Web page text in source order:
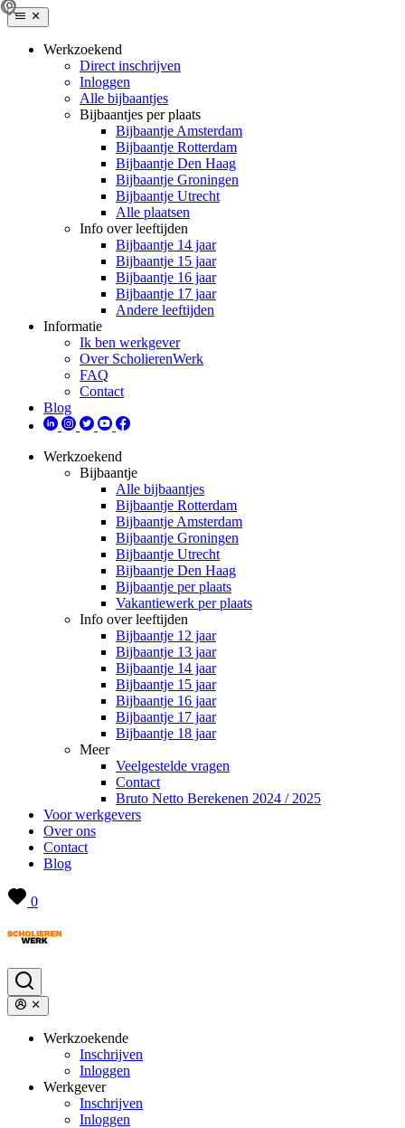
Werkzoekend
Direct inschrijven
Inloggen
Alle bijbaantjes
Bijbaantjes per plaats
Bijbaantje Amsterdam
Bijbaantje Rotterdam
Bijbaantje Den Haag
Bijbaantje Groningen
Bijbaantje Utrecht
Alle plaatsen
Info over leeftijden
Bijbaantje 14 jaar
Bijbaantje 15 jaar
Bijbaantje 16 jaar
Bijbaantje 17 jaar
Andere leeftijden
Informatie
Ik ben werkgever
Over ScholierenWerk
FAQ
Contact
Blog
Werkzoekend
Bijbaantje
Alle bijbaantjes
Bijbaantje Rotterdam
Bijbaantje Amsterdam
Bijbaantje Groningen
Bijbaantje Utrecht
Bijbaantje Den Haag
Bijbaantje per plaats
Vakantiewerk per plaats
Info over leeftijden
Bijbaantje 12 jaar
Bijbaantje 13 jaar
Bijbaantje 14 jaar
Bijbaantje 15 jaar
Bijbaantje 16 jaar
Bijbaantje 17 jaar
Bijbaantje 18 jaar
Meer
Veelgestelde vragen
Contact
Bruto Netto Berekenen 2024 / 2025
Voor werkgevers
Over ons
Contact
Blog
0
Werkzoekende
Inschrijven
Inloggen
Werkgever
Inschrijven
Inloggen